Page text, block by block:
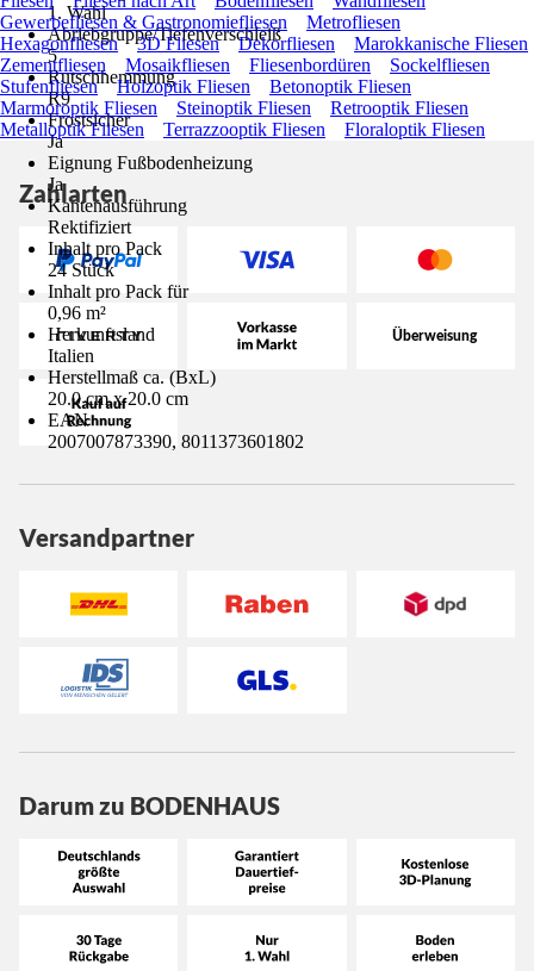
1. Wahl
Abriebgruppe/Tiefenverschleiß
5
Rutschhemmung
R9
Frostsicher
Ja
Eignung Fußbodenheizung
Ja
Kantenausführung
Rektifiziert
Inhalt pro Pack
24 Stück
Inhalt pro Pack für
0,96 m²
Herkunftsland
Italien
Herstellmaß ca. (BxL)
20.0 cm x 20.0 cm
EAN
2007007873390, 8011373601802
Gewerbefliesen & Gastronomiefliesen
Metrofliesen
Hexagonfliesen
3D Fliesen Dekorfliesen
Marokkanische Fliesen
Zementfliesen
Mosaikfliesen Fliesenbordüren
Sockelfliesen
Stufenfliesen
Holzoptik Fliesen
Betonoptik Fliesen
Marmoroptik Fliesen
Steinoptik Fliesen
Retrooptik Fliesen
Metalloptik Fliesen
Terrazzooptik Fliesen Floraloptik Fliesen
Zahlarten
Versandpartner
Darum zu BODENHAUS